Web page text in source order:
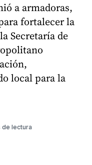
a armadoras,
fortalecer la
Secretaría de
local para la
de lectura